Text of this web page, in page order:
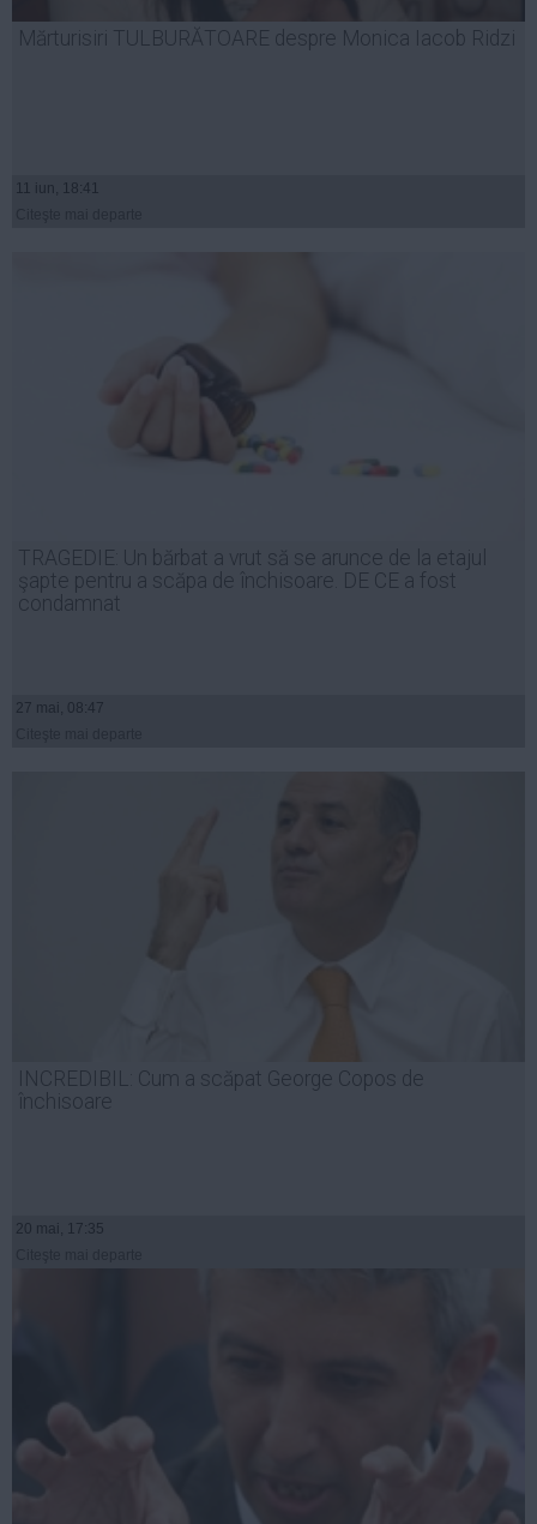
Mărturisiri TULBURĂTOARE despre Monica Iacob Ridzi
11 iun, 18:41
TRAGEDIE: Un bărbat a vrut să se arunce de la etajul
şapte pentru a scăpa de închisoare. DE CE a fost
condamnat
27 mai, 08:47
INCREDIBIL: Cum a scăpat George Copos de
închisoare
20 mai, 17:35